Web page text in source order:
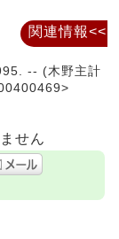
-- (木野主計
せん
関連情報<<